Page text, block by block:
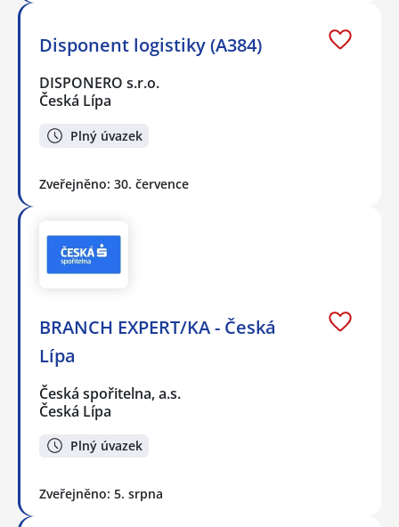
Disponent logistiky (A384)
DISPONERO s.r.o.
Česká Lípa
Plný úvazek
Zveřejněno: 30. července
BRANCH EXPERT/KA - Česká
Lípa
Česká spořitelna, a.s.
Česká Lípa
Plný úvazek
Zveřejněno: 5. srpna